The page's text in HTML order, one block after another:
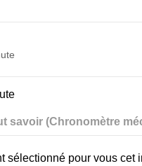
savoir (Chronomètre
sélectionné pour vous cet